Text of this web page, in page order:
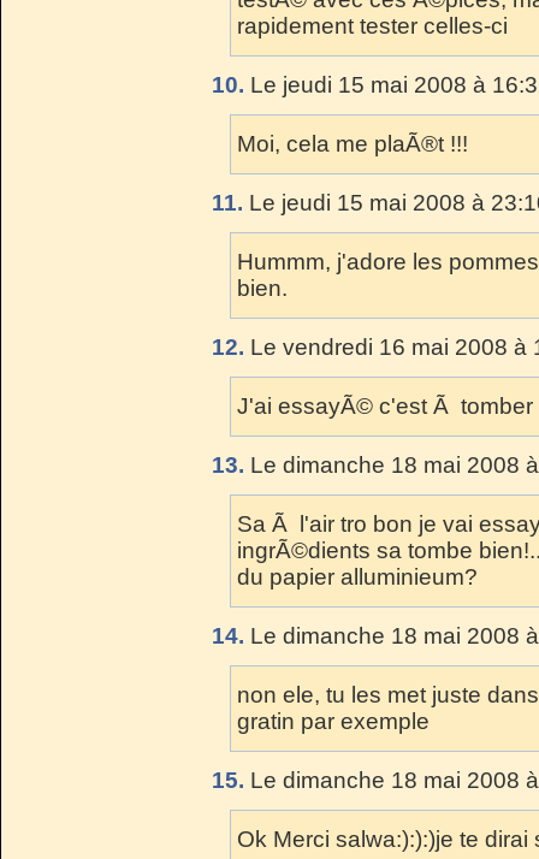
rapidement tester celles-ci
10. Le jeudi 15 mai 2008 à
Moi, cela me plaÃ®t !!!
11. Le jeudi 15 mai 2008 à
Hummm, j'adore les
bien.
12. Le vendredi 16 mai 2008 à
J'ai essayÃ© c'est Ã tomber
13. Le dimanche 18 mai 2008
Sa Ã l'air tro bon je vai
ingrÃ©dients sa tombe
du papier alluminieum?
14. Le dimanche 18 mai 2008
non ele, tu les met juste
gratin par exemple
15. Le dimanche 18 mai 2008
Ok Merci salwa:):):)je te dirai